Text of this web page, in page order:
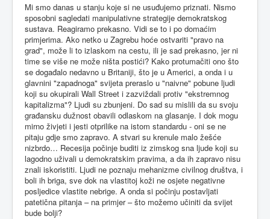
Mi smo danas u stanju koje si ne usuđujemo priznati. Nismo
sposobni sagledati manipulativne strategije demokratskog
sustava. Reagiramo prekasno. Vidi se to i po domaćim
primjerima. Ako netko u Zagrebu hoće ostvariti "pravo na
grad", može li to izlaskom na cestu, ili je sad prekasno, jer ni
time se više ne može ništa postići? Kako protumačiti ono što
se događalo nedavno u Britaniji, što je u Americi, a onda i u
glavnini "zapadnoga" svijeta preraslo u "naivne" pobune ljudi
koji su okupirali Wall Street i zazviždali protiv "ekstremnog
kapitalizma"? Ljudi su zbunjeni. Do sad su mislili da su svoju
građansku dužnost obavili odlaskom na glasanje. I dok mogu
mirno živjeti i jesti otprilike na istom standardu - oni se ne
pitaju gdje smo zapravo. A stvari su krenule malo žešće
nizbrdo… Recesija počinje buditi iz zimskog sna ljude koji su
lagodno uživali u demokratskim pravima, a da ih zapravo nisu
znali iskoristiti. Ljudi ne poznaju mehanizme civilnog društva, i
boli ih briga, sve dok na vlastitoj koži ne osjete negativne
posljedice vlastite nebrige. A onda si počinju postavljati
patetična pitanja – na primjer – što možemo učiniti da svijet
bude bolji?